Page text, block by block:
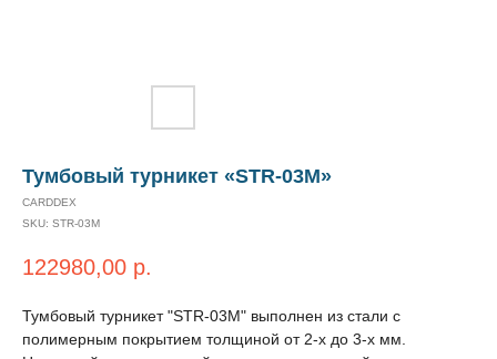
Тумбовый турникет «STR-03M»
CARDDEX
SKU: STR-03M
122980,00 р.
Тумбовый турникет "STR-03M" выполнен из стали с
полимерным покрытием толщиной от 2-х до 3-х мм.